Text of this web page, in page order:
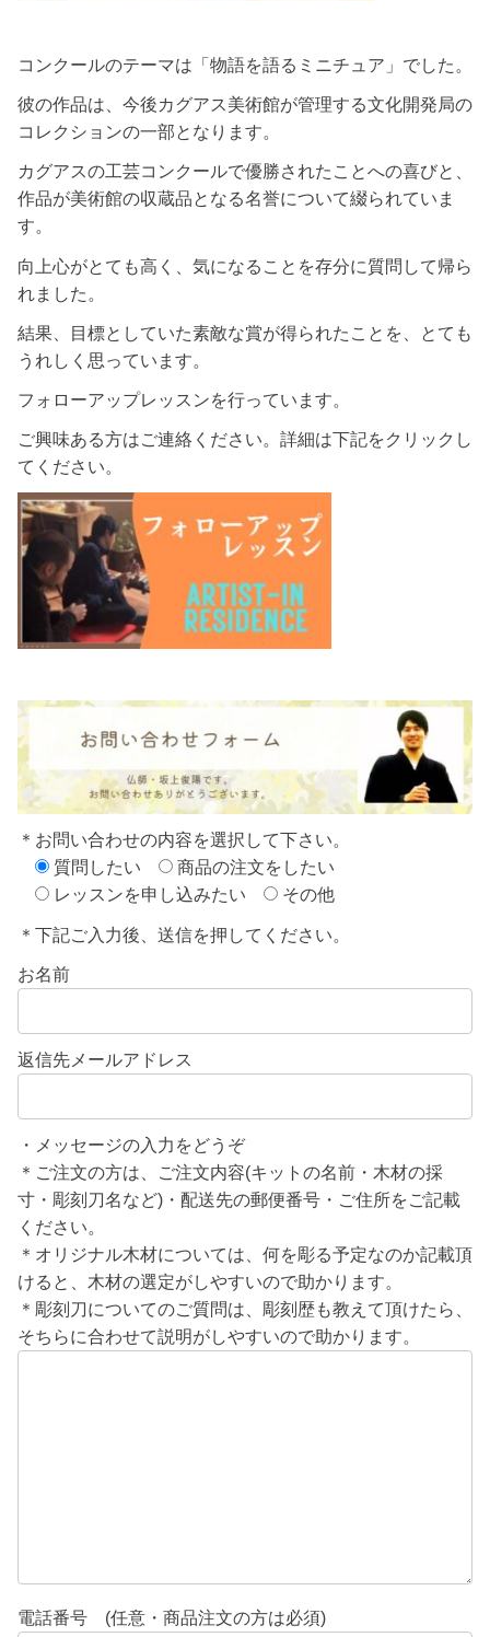
コンクールのテーマは「物語を語るミニチュア」でした。
彼の作品は、今後カグアス美術館が管理する文化開発局の
コレクションの一部となります。
カグアスの工芸コンクールで優勝されたことへの喜びと、
作品が美術館の収蔵品となる名誉について綴られていま
す。
向上心がとても高く、気になることを存分に質問して帰ら
れました。
結果、目標としていた素敵な賞が得られたことを、とても
うれしく思っています。
フォローアップレッスンを行っています。
ご興味ある方はご連絡ください。詳細は下記をクリックし
てください。
＊お問い合わせの内容を選択して下さい。
質問したい
商品の注文をしたい
レッスンを申し込みたい
その他
＊下記ご入力後、送信を押してください。
お名前
返信先メールアドレス
・メッセージの入力をどうぞ
＊ご注文の方は、ご注文内容(キットの名前・木材の採
寸・彫刻刀名など)・配送先の郵便番号・ご住所をご記載
ください。
＊オリジナル木材については、何を彫る予定なのか記載頂
けると、木材の選定がしやすいので助かります。
＊彫刻刀についてのご質問は、彫刻歴も教えて頂けたら、
そちらに合わせて説明がしやすいので助かります。
電話番号 (任意・商品注文の方は必須)